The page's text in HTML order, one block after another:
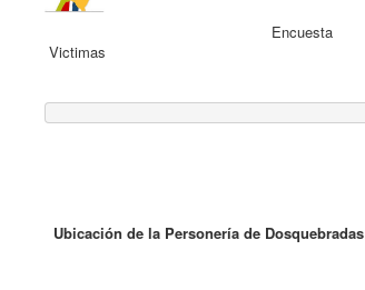
Encuesta
Victimas
Ubicación de la Personería de Dosquebradas